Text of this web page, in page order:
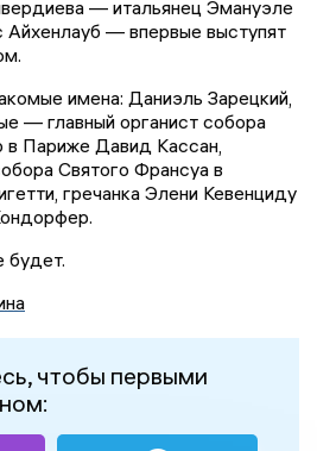
— итальянец Эмануэле
— впервые выступят
имена: Даниэль Зарецкий,
— главный органист собора
Париже Давид Кассан,
Святого Франсуа в
гречанка Элени Кевенциду
чтобы первыми